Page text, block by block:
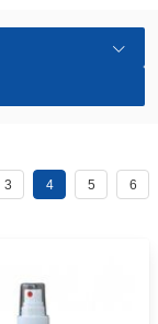
3 4 5 6